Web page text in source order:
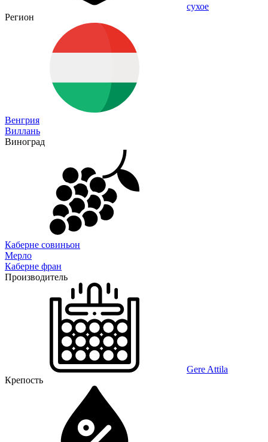
сухое
Регион
Венгрия
Виллань
Виноград
Каберне совиньон
Мерло
Каберне фран
Производитель
Gere Attila
Крепость